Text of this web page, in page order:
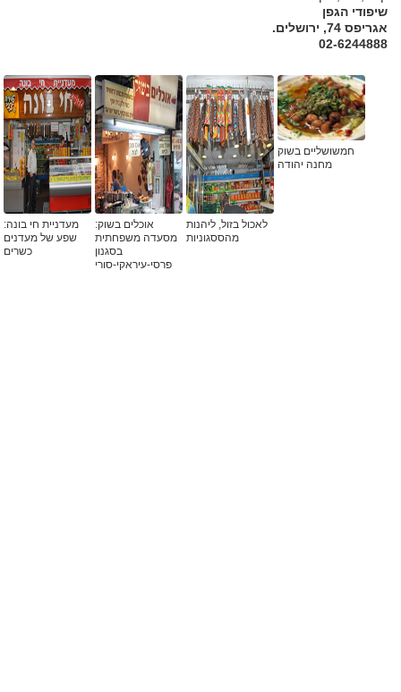
שיפודי הגפן
אגריפס 74, ירושלים.
02-6244888
חמשושליים בשוק
מחנה יהודה
לאכול בזול, ליהנות
מהססגוניות
אוכלים בשוק:
מסעדה משפחתית
בסגנון
פרסי-עיראקי-סורי
מעדניית חי בונה:
שפע של מעדנים
כשרים